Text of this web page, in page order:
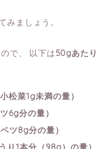
みましょう。
で、 以下は50gあたり
松菜1g未満の量）
6g分の量）
ツ8g分の量）